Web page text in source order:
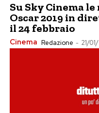
Su Sky Cinema
Oscar 2019 in
il 24 febbraio
Cinema Redazione - 21/